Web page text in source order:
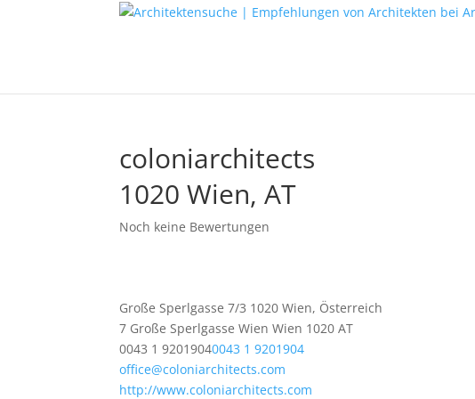
coloniarchitects
1020 Wien, AT
Noch keine Bewertungen
Große Sperlgasse 7/3 1020 Wien, Österreich
7 Große Sperlgasse Wien Wien 1020 AT
0043 1 92019040043 1 9201904
office@coloniarchitects.com
http://www.coloniarchitects.com